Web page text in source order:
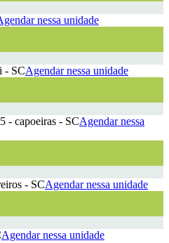
nessa unidade
- SCAgendar nessa unidade
- capoeiras - SCAgendar nessa
- SCAgendar nessa unidade
Agendar nessa unidade